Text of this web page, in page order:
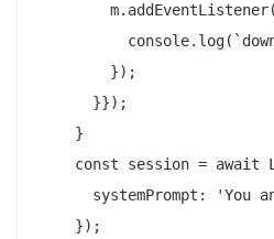
        });
      }});
    }
const session = await
systemPrompt: 'You
    });